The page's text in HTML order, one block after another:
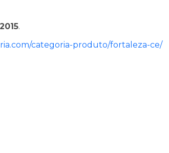
.
categoria-produto/fortaleza-ce/